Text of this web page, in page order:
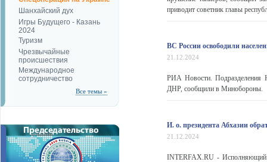
Шанхайский дух
Игры Будущего - Казань
2024
Туризм
Чрезвычайные
происшествия
Международное
сотрудничество
Все темы »
приводит советник главы
ВС России освободили
21.12.2024
РИА Новости. Подразделения
ДНР, сообщили в Минобороны.
И. о. президента Абхазии
21.12.2024
INTERFAX.RU - Исполняющий